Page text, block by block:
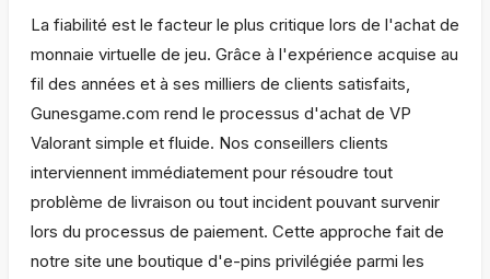
La fiabilité est le facteur le plus critique lors de l'achat de
monnaie virtuelle de jeu. Grâce à l'expérience acquise au
fil des années et à ses milliers de clients satisfaits,
Gunesgame.com rend le processus d'achat de VP
Valorant simple et fluide. Nos conseillers clients
interviennent immédiatement pour résoudre tout
problème de livraison ou tout incident pouvant survenir
lors du processus de paiement. Cette approche fait de
notre site une boutique d'e-pins privilégiée parmi les